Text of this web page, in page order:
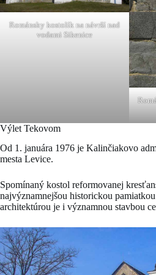
Románsky kostolík na návrší nad
vodami Sikenice
Výlet Tekovom
Od 1. januára 1976 je Kalinčiakovo
mesta Levice.
Spomínaný kostol reformovanej
najvýznamnejšou historickou
architektúrou je i významnou stavbou